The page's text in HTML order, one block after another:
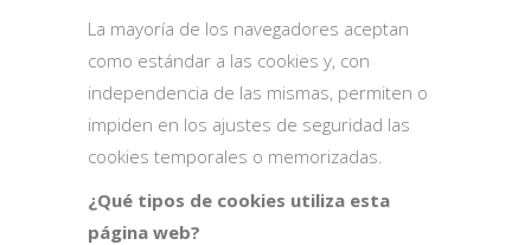
La mayoría de los navegadores aceptan
como estándar a las cookies y, con
independencia de las mismas, permiten o
impiden en los ajustes de seguridad las
cookies temporales o memorizadas.
¿Qué tipos de cookies utiliza esta
página web?